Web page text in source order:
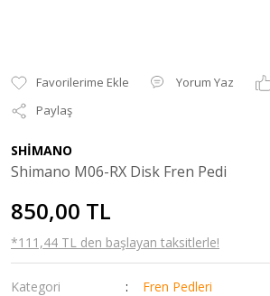
Yorum Yaz
Paylaş
SHİMANO
Shimano M06-RX Disk Fren Pedi
850,00 TL
*111,44 TL den başlayan taksitlerle!
Kategori
Fren Pedleri